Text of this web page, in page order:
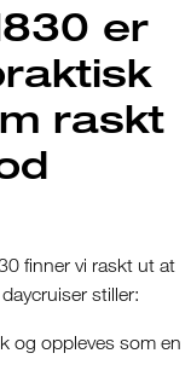
er
raskt
finner vi raskt ut at
stiller:
og oppleves som en